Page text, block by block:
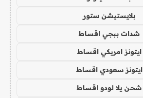
بلايستيشن ستور
شدات ببجي اقساط
ايتونز امريكي اقساط
ايتونز سعودي اقساط
شحن يلا لودو اقساط